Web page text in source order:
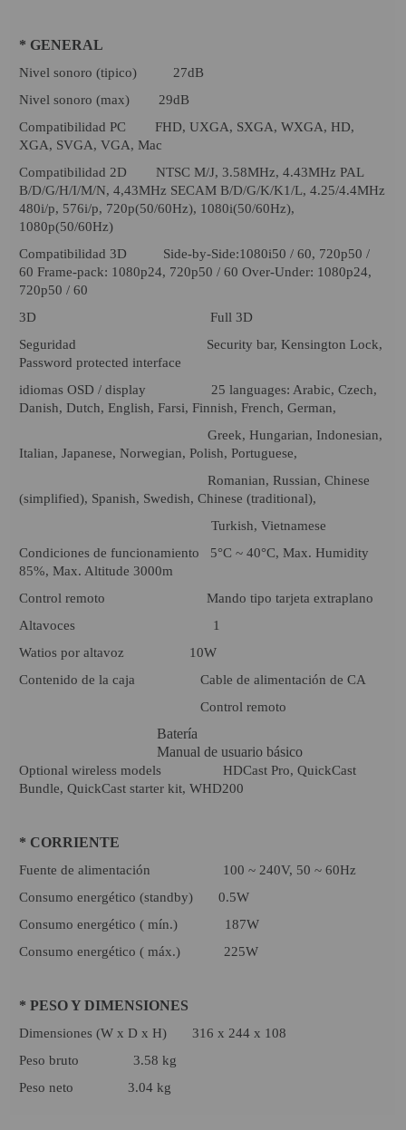
* GENERAL
Nivel sonoro (tipico) 27dB
Nivel sonoro (max) 29dB
Compatibilidad PC FHD, UXGA, SXGA, WXGA, HD,
XGA, SVGA, VGA, Mac
Compatibilidad 2D NTSC M/J, 3.58MHz, 4.43MHz PAL
B/D/G/H/I/M/N, 4,43MHz SECAM B/D/G/K/K1/L, 4.25/4.4MHz
480i/p, 576i/p, 720p(50/60Hz), 1080i(50/60Hz),
1080p(50/60Hz)
Compatibilidad 3D Side-by-Side:1080i50 / 60, 720p50 /
60 Frame-pack: 1080p24, 720p50 / 60 Over-Under: 1080p24,
720p50 / 60
3D Full 3D
Seguridad Security bar, Kensington Lock,
Password protected interface
idiomas OSD / display 25 languages: Arabic, Czech,
Danish, Dutch, English, Farsi, Finnish, French, German,
Greek, Hungarian, Indonesian,
Italian, Japanese, Norwegian, Polish, Portuguese,
Romanian, Russian, Chinese
(simplified), Spanish, Swedish, Chinese (traditional),
Turkish, Vietnamese
Condiciones de funcionamiento 5°C ~ 40°C, Max. Humidity
85%, Max. Altitude 3000m
Control remoto Mando tipo tarjeta extraplano
Altavoces 1
Watios por altavoz 10W
Contenido de la caja Cable de alimentación de CA
Control remoto
Batería
Manual de usuario básico
Optional wireless models HDCast Pro, QuickCast
Bundle, QuickCast starter kit, WHD200
* CORRIENTE
Fuente de alimentación 100 ~ 240V, 50 ~ 60Hz
Consumo energético (standby) 0.5W
Consumo energético ( mín.) 187W
Consumo energético ( máx.) 225W
* PESO Y DIMENSIONES
Dimensiones (W x D x H) 316 x 244 x 108
Peso bruto 3.58 kg
Peso neto 3.04 kg